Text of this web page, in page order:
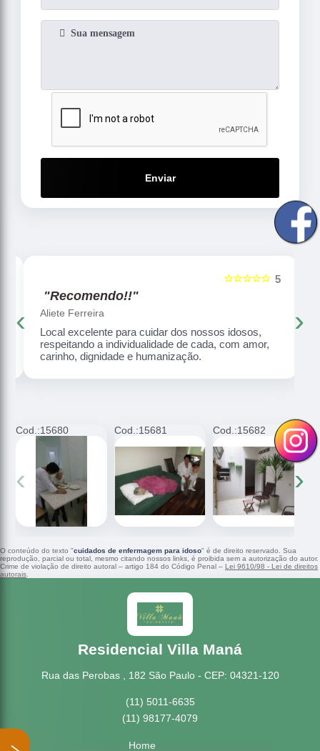
Enviar
5
☆☆☆☆☆
"Recomendo!!"
Aliete Ferreira
Local excelente para cuidar dos nossos idosos,
respeitando a individualidade de cada, com amor,
carinho, dignidade e humanização.
‹ ›
Cod.:15680 Cod.:15681 Cod.:15682
‹ ›
O conteúdo do texto "cuidados de enfermagem para idoso" é de direito reservado. Sua
reprodução, parcial ou total, mesmo citando nossos links, é proibida sem a autorização do autor.
Crime de violação de direito autoral – artigo 184 do Código Penal – Lei 9610/98 - Lei de direitos
autorais.
Residencial Villa Maná
Rua das Perobas , 182 São Paulo - CEP: 04321-120
(11) 5011-6635
(11) 98177-4079
Home